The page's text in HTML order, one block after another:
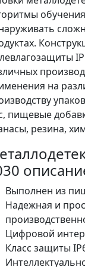
на
пищевые
резина,
Выполнен из
Надежная и
Цифровой
Класс защиты